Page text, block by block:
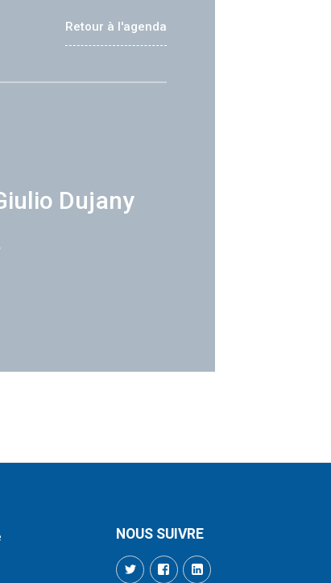
Retour à l'agenda
Dujany
NOUS SUIVRE
TwitterFacebookLinkedIn